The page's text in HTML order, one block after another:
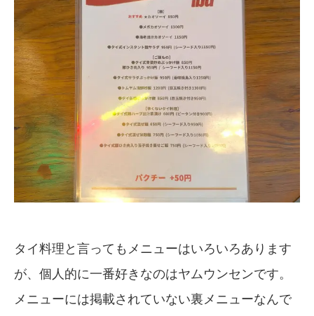
タイ料理と言ってもメニューはいろいろあります
が、個人的に一番好きなのはヤムウンセンです。
メニューには掲載されていない裏メニューなんで